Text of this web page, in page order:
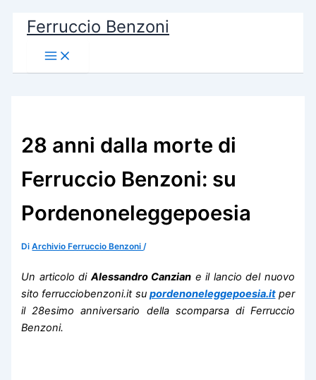
Ferruccio Benzoni
Main
Menu
28 anni dalla morte di
Ferruccio Benzoni: su
Pordenoneleggepoesia
DiArchivio Ferruccio Benzoni/
Un articolo diAlessandro Canzian e il lancio del nuovo
sito ferrucciobenzoni.it su pordenoneleggepoesia.itper
il 28esimo anniversario della scomparsa di Ferruccio
Benzoni.